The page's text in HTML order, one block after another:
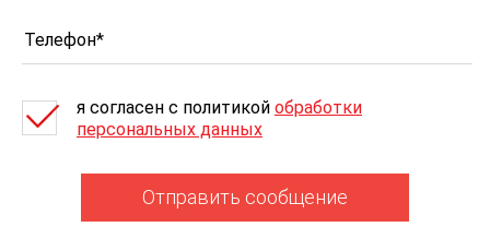
я согласен c политикой обработки
персональных данных
Отправить сообщение